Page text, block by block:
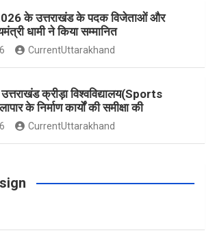
g
a
r
s
e
के उत्तराखंड के पदक विजेताओं और
धामी ने किया सम्मानित
CurrentUttarakhand
क्रीड़ा विश्वविद्यालय(Sports
के निर्माण कार्यों की समीक्षा की
CurrentUttarakhand